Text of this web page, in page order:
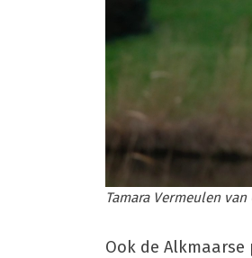
Tamara Vermeulen
Ook de